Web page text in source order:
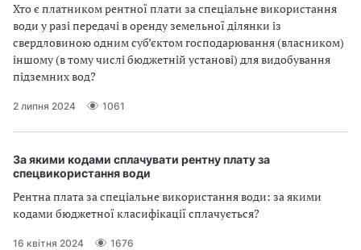
Хто є платником рентної плати за спеціальне використання
води у разі передачі в оренду земельної ділянки із
свердловиною одним суб’єктом господарювання (власником)
іншому (в тому числі бюджетній установі) для видобування
підземних вод?
2 липня 2024 1061
За якими кодами сплачувати рентну плату за
спецвикористання води
Рентна плата за спеціальне використання води: за якими
кодами бюджетної класифікації сплачується?
16 квітня 2024 1676